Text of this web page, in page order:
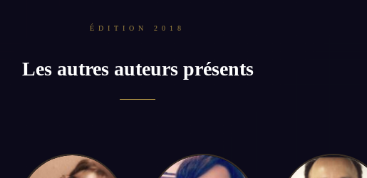
ÉDITION 2018
Les autres auteurs présents